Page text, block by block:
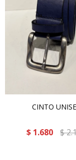
CINTO
$ 1.680 $